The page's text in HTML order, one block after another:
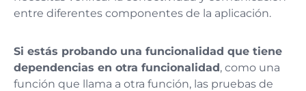
entre diferentes componentes de la aplicación.
Si estás probando una funcionalidad que tiene
dependencias en otra funcionalidad, como una
función que llama a otra función, las pruebas de